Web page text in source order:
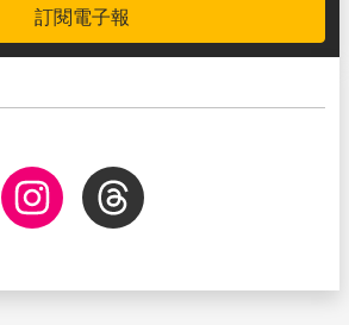
訂閱電子報
InstagramThreads